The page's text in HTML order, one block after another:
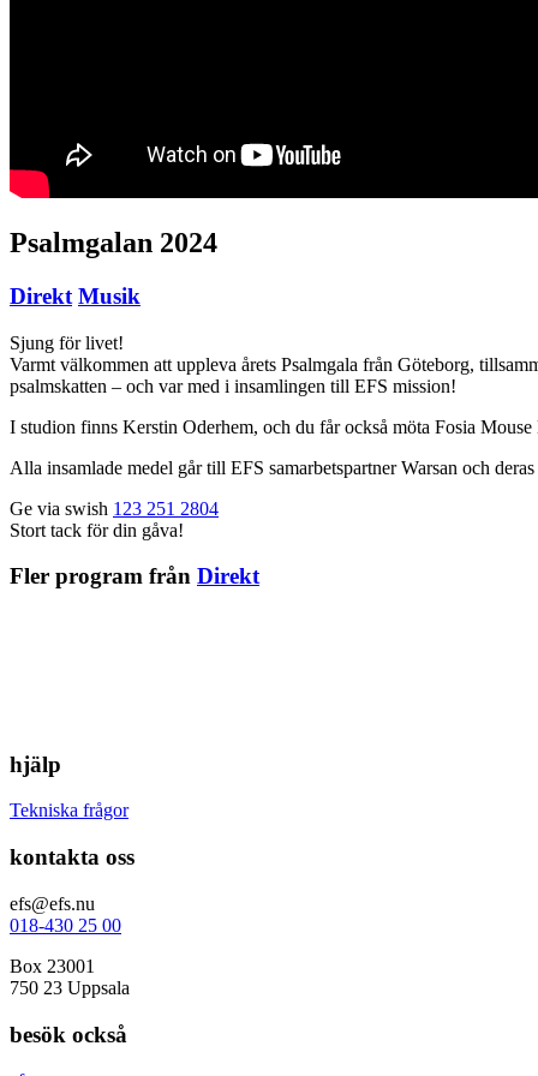
Psalmgalan 2024
Direkt Musik
Sjung för livet!
Varmt välkommen att uppleva årets Psalmgala från Göteborg,
psalmskatten – och var med i insamlingen till EFS mission!
I studion finns Kerstin Oderhem, och du får också möta Fosia
Alla insamlade medel går till EFS samarbetspartner Warsan och
Ge via swish 123 251 2804
Stort tack för din gåva!
Fler program från Direkt
hjälp
Tekniska frågor
kontakta oss
efs@efs.nu
018-430 25 00
Box 23001
750 23 Uppsala
besök också